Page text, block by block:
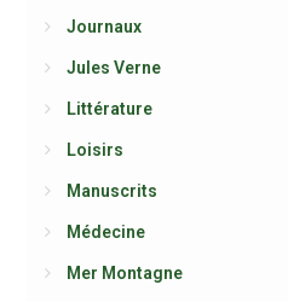
Journaux
Jules Verne
Littérature
Loisirs
Manuscrits
Médecine
Mer Montagne